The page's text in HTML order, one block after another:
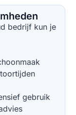
bedrijf kun je
gebruik